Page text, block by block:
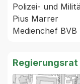
Polizei- und
Pius Marrer
Regierungsrat